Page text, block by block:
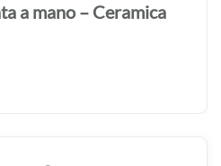
a mano – Ceramica